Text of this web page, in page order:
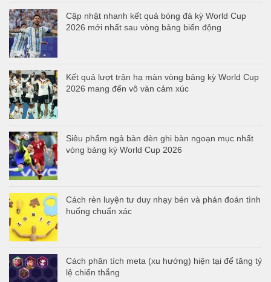
Cập nhật nhanh kết quả bóng đá kỳ World Cup
2026 mới nhất sau vòng bảng biến động
Kết quả lượt trận hạ màn vòng bảng kỳ World Cup
2026 mang đến vô vàn cảm xúc
Siêu phẩm ngả bàn đèn ghi bàn ngoạn mục nhất
vòng bảng kỳ World Cup 2026
Cách rèn luyện tư duy nhạy bén và phán đoán tình
huống chuẩn xác
Cách phân tích meta (xu hướng) hiện tại để tăng tỷ
lệ chiến thắng